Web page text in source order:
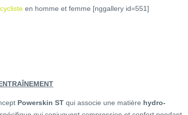
en homme et femme [nggallery id=551]
Powerskin ST qui associe une matière hydro-